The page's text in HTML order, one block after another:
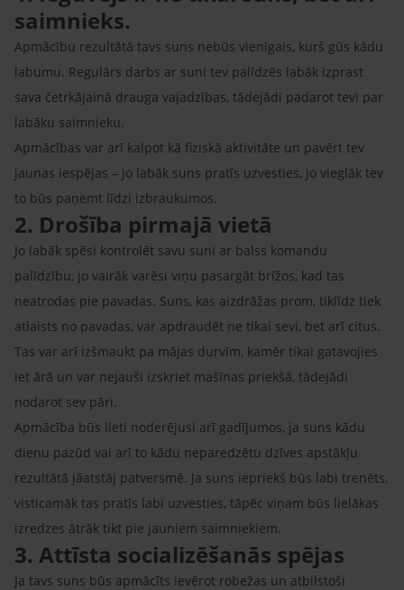
saimnieks.
Apmācību rezultātā tavs suns nebūs vienīgais, kurš gūs kādu
labumu. Regulārs darbs ar suni tev palīdzēs labāk izprast
sava četrkājainā drauga vajadzības, tādejādi padarot tevi par
labāku saimnieku.
Apmācības var arī kalpot kā fiziskā aktivitāte un pavērt tev
jaunas iespējas – jo labāk suns pratīs uzvesties, jo vieglāk tev
to būs paņemt līdzi izbraukumos.
2. Drošība pirmajā vietā
Jo labāk spēsi kontrolēt savu suni ar balss komandu
palīdzību, jo vairāk varēsi viņu pasargāt brīžos, kad tas
neatrodas pie pavadas. Suns, kas aizdrāžas prom, tiklīdz tiek
atlaists no pavadas, var apdraudēt ne tikai sevi, bet arī citus.
Tas var arī izšmaukt pa mājas durvīm, kamēr tikai gatavojies
iet ārā un var nejauši izskriet mašīnas priekšā, tādejādi
nodarot sev pāri.
Apmācība būs lieti noderējusi arī gadījumos, ja suns kādu
dienu pazūd vai arī to kādu neparedzētu dzīves apstākļu
rezultātā jāatstāj patversmē. Ja suns iepriekš būs labi trenēts,
visticamāk tas pratīs labi uzvesties, tāpēc viņam būs lielākas
izredzes ātrāk tikt pie jauniem saimniekiem.
3. Attīsta socializēšanās spējas
Ja tavs suns būs apmācīts ievērot robežas un atbilstoši